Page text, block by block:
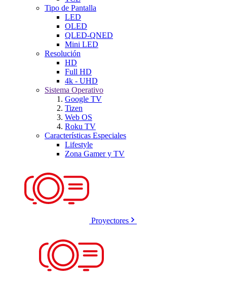
Tipo de Pantalla
LED
OLED
QLED-QNED
Mini LED
Resolución
HD
Full HD
4k - UHD
Sistema Operativo
Google TV
Tizen
Web OS
Roku TV
Características Especiales
Lifestyle
Zona Gamer y TV
Proyectores